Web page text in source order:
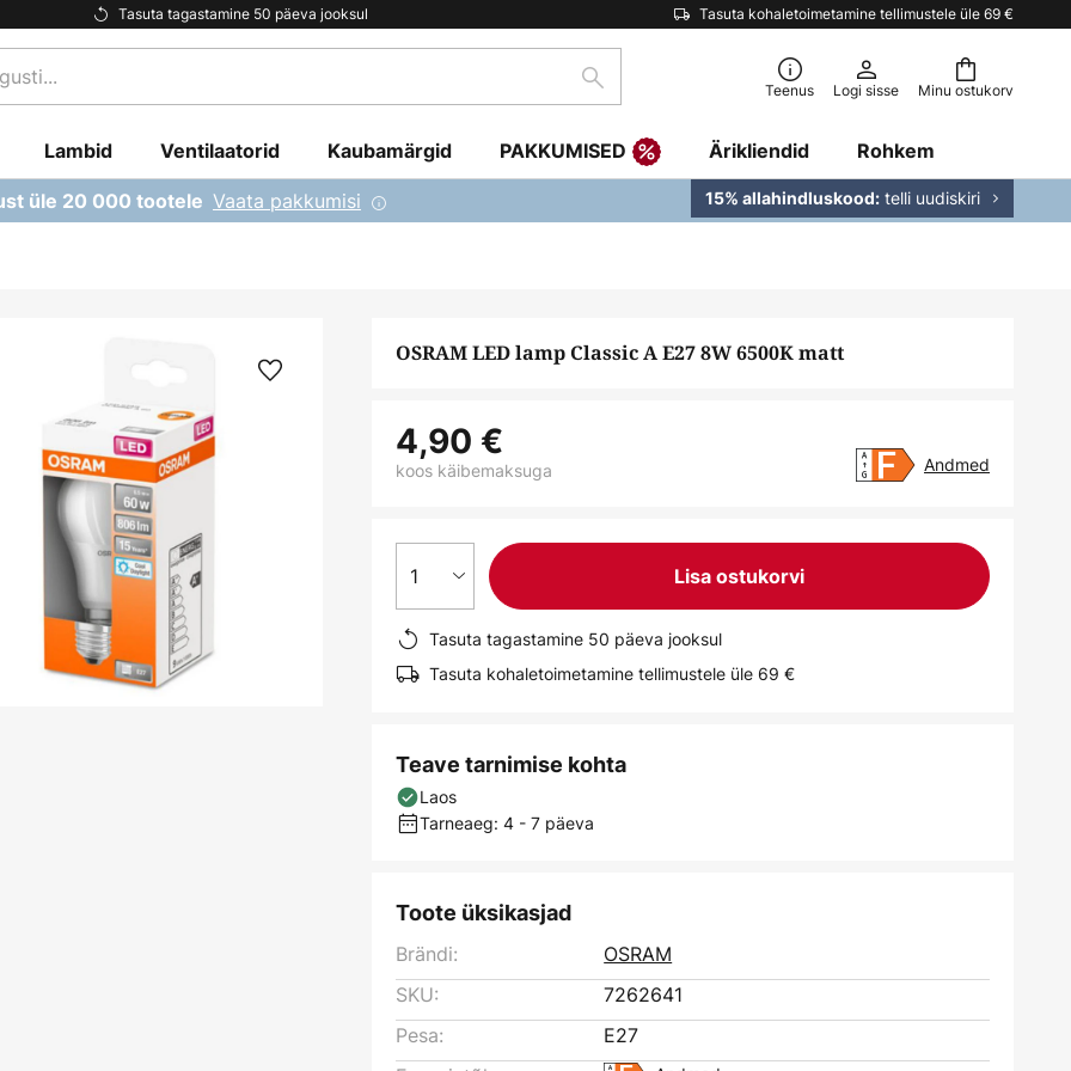
Tasuta tagastamine 50 päeva jooksul Tasuta kohaletoimetamine tellimustele üle 69 €
Minu ostukorv
Otsi Teenus Logi sisse
Lambid Ventilaatorid Kaubamärgid PAKKUMISED Ärikliendid Rohkem
üle 20 000 tootele Vaata pakkumisi 15% allahindluskood: telli uudiskiri
OSRAM LED lamp Classic A E27 8W 6500K matt
4,90 €
koos käibemaksuga Andmed
1 Lisa ostukorvi
Tasuta tagastamine 50 päeva jooksul
Tasuta kohaletoimetamine tellimustele üle 69 €
Teave tarnimise kohta
Laos
Tarneaeg: 4 - 7 päeva
Toote üksikasjad
Brändi:
OSRAM
SKU:
7262641
Pesa:
E27